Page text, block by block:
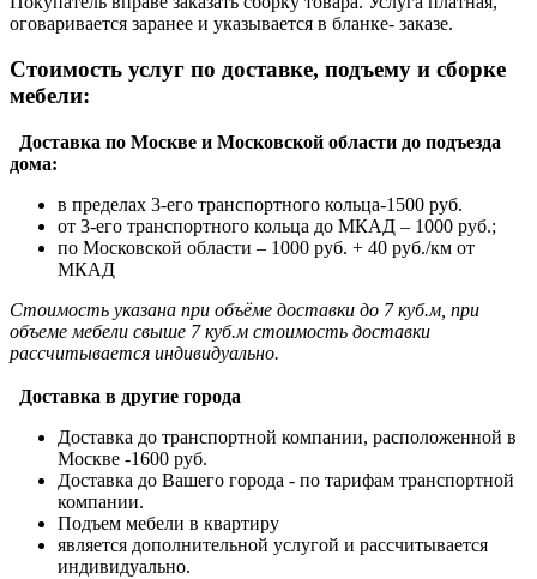
оговаривается заранее и указывается в бланке- заказе.
Стоимость услуг по доставке, подъему и сборке
мебели:
Доставка по Москве и Московской области до подъезда
дома:
в пределах 3-его транспортного кольца-1500 руб.
от 3-его транспортного кольца до МКАД – 1000 руб.;
по Московской области – 1000 руб. + 40 руб./км от
МКАД
Стоимость указана при объёме доставки до 7 куб.м, при
объеме мебели свыше 7 куб.м стоимость доставки
рассчитывается индивидуально.
Доставка в другие города
Доставка до транспортной компании, расположенной в
Москве -1600 руб.
Доставка до Вашего города - по тарифам транспортной
компании.
Подъем мебели в квартиру
является дополнительной услугой и рассчитывается
индивидуально.